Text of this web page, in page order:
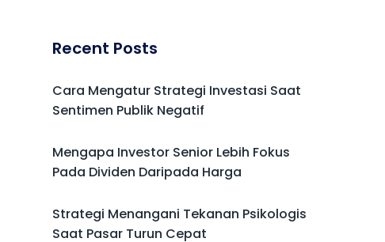
Recent Posts
Cara Mengatur Strategi Investasi Saat
Sentimen Publik Negatif
Mengapa Investor Senior Lebih Fokus
Pada Dividen Daripada Harga
Strategi Menangani Tekanan Psikologis
Saat Pasar Turun Cepat